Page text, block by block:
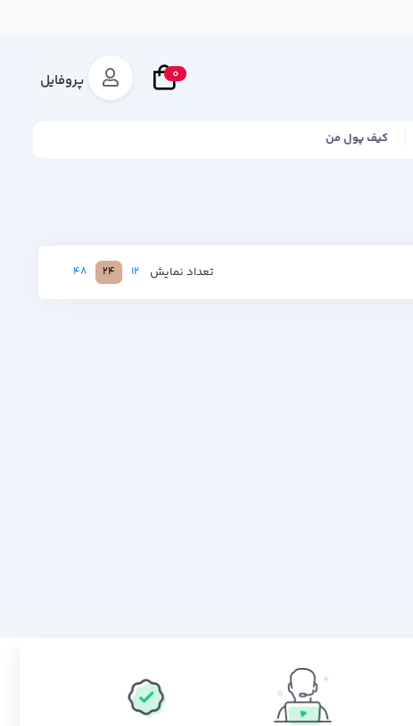
0 پروفایل
کیف پول من
تعداد نمایش 12
24
48